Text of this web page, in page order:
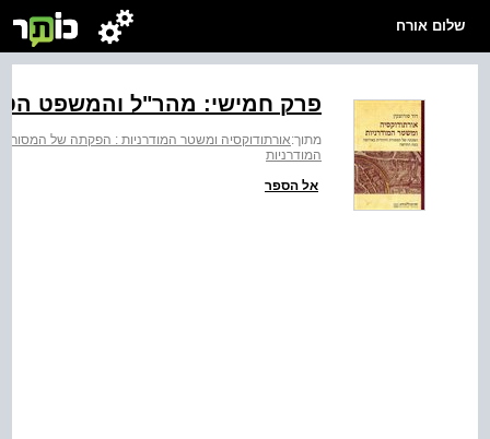
שלום אורח
פרק חמישי: מהר"ל והמשפט
מתוך:אורתודוקסיה ומשטר המודרניות : הפקתה של
המודרניות
אל הספר